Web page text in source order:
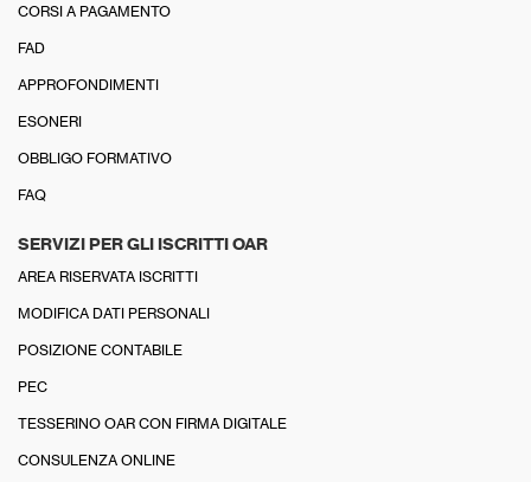
CORSI A PAGAMENTO
FAD
APPROFONDIMENTI
ESONERI
OBBLIGO FORMATIVO
FAQ
SERVIZI PER GLI ISCRITTI OAR
AREA RISERVATA ISCRITTI
MODIFICA DATI PERSONALI
POSIZIONE CONTABILE
PEC
TESSERINO OAR CON FIRMA DIGITALE
CONSULENZA ONLINE